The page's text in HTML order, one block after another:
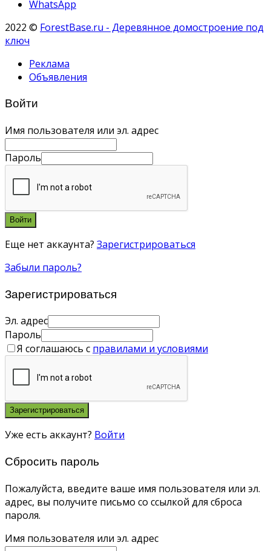
WhatsApp
2022 © ForestBase.ru - Деревянное домостроение под
ключ
Реклама
Объявления
Войти
Имя пользователя или эл. адрес
Пароль
Войти
Еще нет аккаунта? Зарегистрироваться
Забыли пароль?
Зарегистрироваться
Эл. адрес
Пароль
Я соглашаюсь с правилами и условиями
Зарегистрироваться
Уже есть аккаунт? Войти
Сбросить пароль
Пожалуйста, введите ваше имя пользователя или эл.
адрес, вы получите письмо со ссылкой для сброса
пароля.
Имя пользователя или эл. адрес